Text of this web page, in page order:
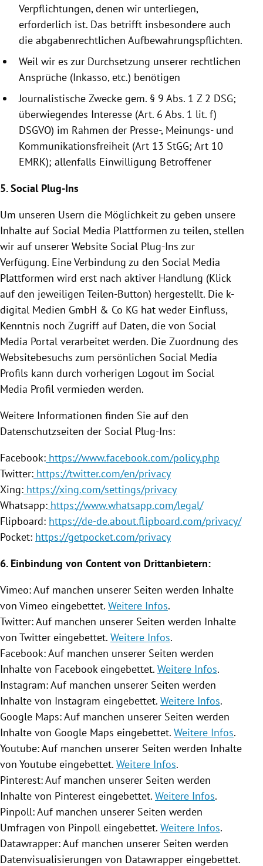
Verpflichtungen, denen wir unterliegen,
erforderlich ist. Das betrifft insbesondere auch
die abgabenrechtlichen Aufbewahrungspflichten.
Weil wir es zur Durchsetzung unserer rechtlichen
Ansprüche (Inkasso, etc.) benötigen
Journalistische Zwecke gem. § 9 Abs. 1 Z 2 DSG;
überwiegendes Interesse (Art. 6 Abs. 1 lit. f)
DSGVO) im Rahmen der Presse-, Meinungs- und
Kommunikationsfreiheit (Art 13 StGG; Art 10
EMRK); allenfalls Einwilligung Betroffener
5. Social Plug-Ins
Um unseren Usern die Möglichkeit zu geben unsere
Inhalte auf Social Media Plattformen zu teilen, stellen
wir auf unserer Website Social Plug-Ins zur
Verfügung. Eine Verbindung zu den Social Media
Plattformen wird erst nach aktiver Handlung (Klick
auf den jeweiligen Teilen-Button) hergestellt. Die k-
digital Medien GmbH & Co KG hat weder Einfluss,
Kenntnis noch Zugriff auf Daten, die von Social
Media Portal verarbeitet werden. Die Zuordnung des
Websitebesuchs zum persönlichen Social Media
Profils kann durch vorherigen Logout im Social
Media Profil vermieden werden.
Weitere Informationen finden Sie auf den
Datenschutzseiten der Social Plug-Ins:
Facebook: https://www.facebook.com/policy.php
Twitter: https://twitter.com/en/privacy
Xing: https://xing.com/settings/privacy
Whatsapp: https://www.whatsapp.com/legal/
Flipboard: https://de-de.about.flipboard.com/privacy/
Pocket: https://getpocket.com/privacy
6. Einbindung von Content von Drittanbietern:
Vimeo: Auf manchen unserer Seiten werden Inhalte
von Vimeo eingebettet. Weitere Infos.
Twitter: Auf manchen unserer Seiten werden Inhalte
von Twitter eingebettet. Weitere Infos.
Facebook: Auf manchen unserer Seiten werden
Inhalte von Facebook eingebettet. Weitere Infos.
Instagram: Auf manchen unserer Seiten werden
Inhalte von Instagram eingebettet. Weitere Infos.
Google Maps: Auf manchen unserer Seiten werden
Inhalte von Google Maps eingebettet. Weitere Infos.
Youtube: Auf manchen unserer Seiten werden Inhalte
von Youtube eingebettet. Weitere Infos.
Pinterest: Auf manchen unserer Seiten werden
Inhalte von Pinterest eingebettet. Weitere Infos.
Pinpoll: Auf manchen unserer Seiten werden
Umfragen von Pinpoll eingebettet. Weitere Infos.
Datawrapper: Auf manchen unserer Seiten werden
Datenvisualisierungen von Datawrapper eingebettet.